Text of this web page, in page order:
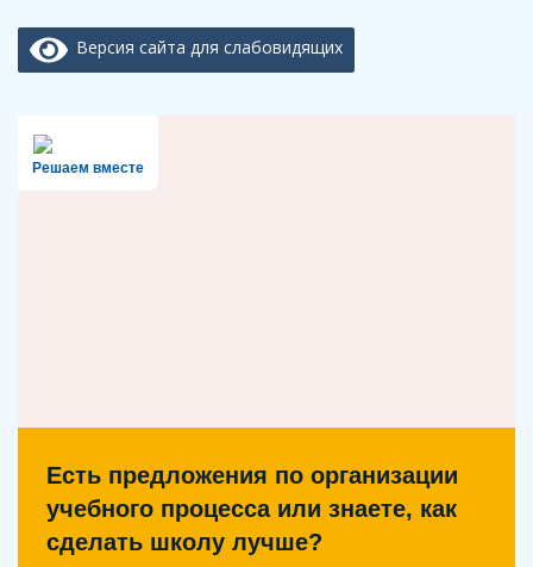
Версия сайта для слабовидящих
Решаем вместе
Есть предложения по организации
учебного процесса или знаете, как
сделать школу лучше?